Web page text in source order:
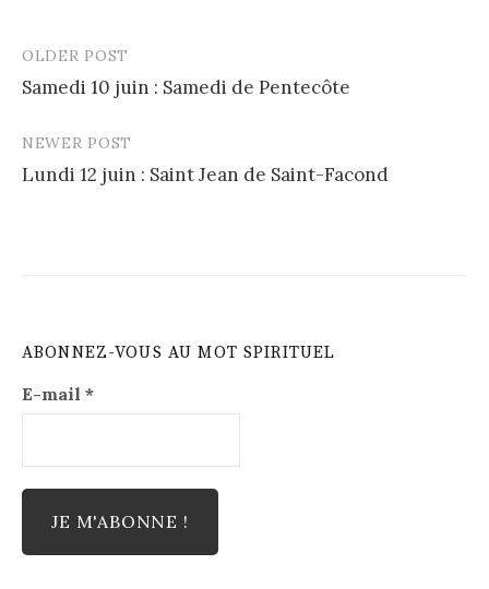
Post
navigation
OLDER POST
Samedi 10 juin : Samedi de Pentecôte
NEWER POST
Lundi 12 juin : Saint Jean de Saint-Facond
ABONNEZ-VOUS AU MOT SPIRITUEL
E-mail *